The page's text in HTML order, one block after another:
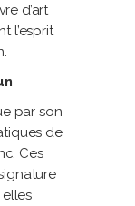
d’art
l’esprit
par son
de
Ces